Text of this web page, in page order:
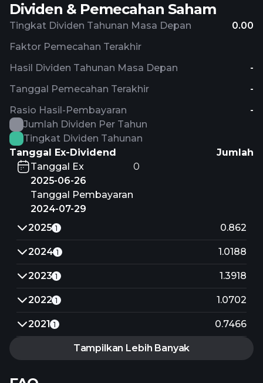
Dividen & Pemecahan Saham
Tingkat Dividen Tahunan Masa Depan 0.00
Hasil Dividen Tahunan Masa Depan -
Rasio Hasil-Pembayaran -
Faktor Pemecahan Terakhir
Tanggal Pemecahan Terakhir -
Jumlah Dividen Per Tahun
Tingkat Dividen Tahunan
Tanggal Ex-Dividend
Jumlah
Tanggal Ex
2025-06-26
Tanggal Pembayaran
2024-07-29
0
2025 1 0.862
2024 1 1.0188
2023 1 1.3918
2022 1 1.0702
2021 1 0.7466
Tampilkan Lebih Banyak